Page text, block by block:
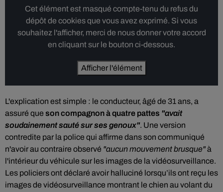
Cet élément est masqué compte-tenu du refus du
dépôt de cookies que vous avez exprimé. Si vous
souhaitez l'afficher, merci de nous donner votre accord
en cliquant sur le bouton ci-dessous.
Afficher l'élément
L'explication est simple : le conducteur, âgé de 31 ans, a
assuré que son compagnon à quatre pattes "avait
soudainement sauté sur ses genoux". Une version
contredite par la police qui affirme dans son communiqué
n'avoir au contraire observé "aucun mouvement brusque"à
l'intérieur du véhicule sur les images de la vidéosurveillance.
Les policiers ont déclaré avoir halluciné lorsqu’ils ont reçu les
images de vidéosurveillance montrant le chien au volant du